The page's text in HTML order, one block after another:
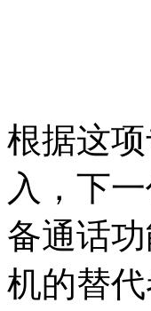
根据这
入，下
备通话
机的替